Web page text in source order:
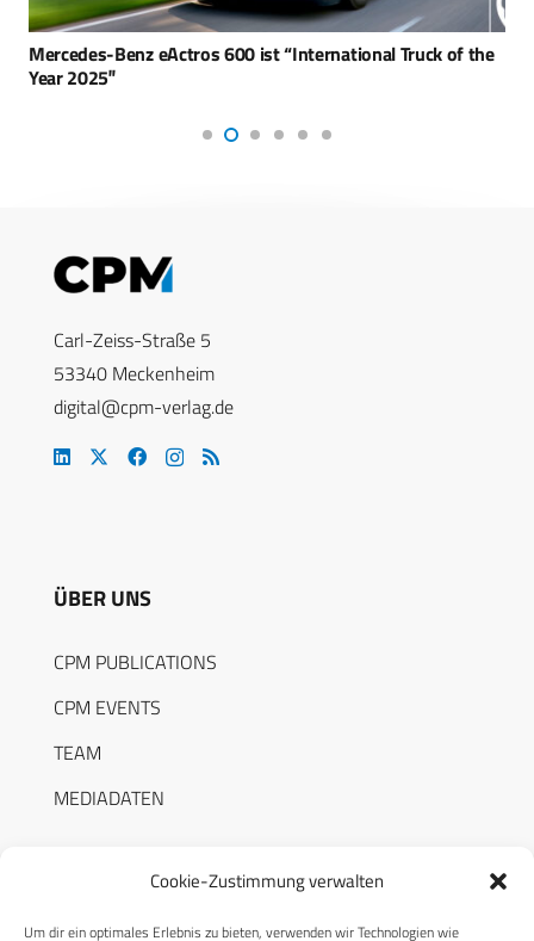
Cookie-Zustimmung verwalten
Um dir ein optimales Erlebnis zu bieten, verwenden wir Technologien wie
Mercedes-Benz eActros 600 ist “International Truck of the
Year 2025″
Carl-Zeiss-Straße 5
53340 Meckenheim
digital@cpm-verlag.de
ÜBER UNS
CPM PUBLICATIONS
CPM EVENTS
TEAM
MEDIADATEN